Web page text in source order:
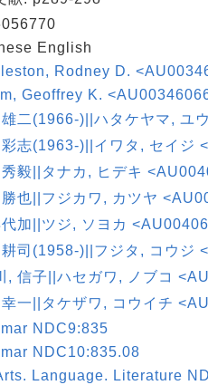
English
Rodney D.
Geoffrey K.
雄二(1966-)||ハタケヤマ, ユ
志(1963-)||イワタ, セイジ
秀毅||タナカ, ヒデキ
也||フジカワ, カツヤ
加||ツジ, ソヨカ
司(1958-)||フジタ, コウジ
, 信子||ハセガワ, ノブコ
一||タケザワ, コウイチ
NDC9:835
NDC10:835.08
Language. Literature